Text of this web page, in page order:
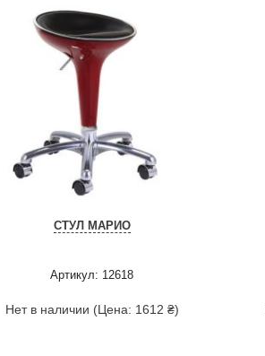
СТУЛ МАРИО
Артикул: 12618
Нет в наличии (Цена: 1612 ₴)